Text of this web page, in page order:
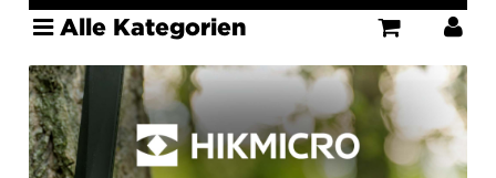
Alle Kategorien